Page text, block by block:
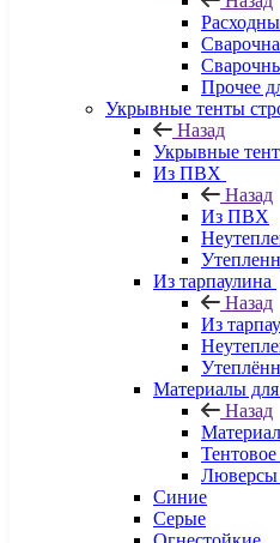
Прочее
Укрывные тенты
Назад
Укрывные
Из ПВХ
Назад
Из ПВХ
Из тарпаулина
Назад
Из
Материалы для
Назад
Люверсы
Синие
Серые